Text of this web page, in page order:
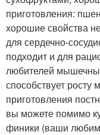
приготовления:
хорошие свойства
для сердечно-
подходит и для
любителей
способствует
приготовления
вы можете помимо
финики (ваши